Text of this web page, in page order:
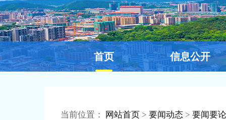
首页 信息公开
当前位置： 网站首页 > 要闻动态 > 要闻要论